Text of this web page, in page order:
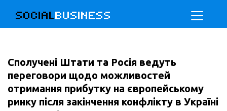
SOCIALBUSINESS
Сполучені Штати та Росія ведуть
переговори щодо можливостей
отримання прибутку на європейському
ринку після закінчення конфлікту в Україні